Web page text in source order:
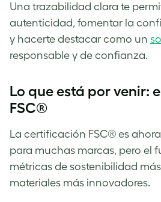
Una trazabilidad clara te
autenticidad, fomentar la
y hacerte destacar como un
responsable y de confianza.
Lo que está por venir:
FSC®
La certificación FSC® es
para muchas marcas, pero el
métricas de sostenibilidad
materiales más innovadores.